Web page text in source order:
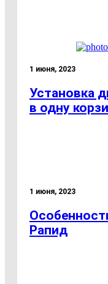
1 июня, 2023
Установка
в одну
1 июня, 2023
Рапид